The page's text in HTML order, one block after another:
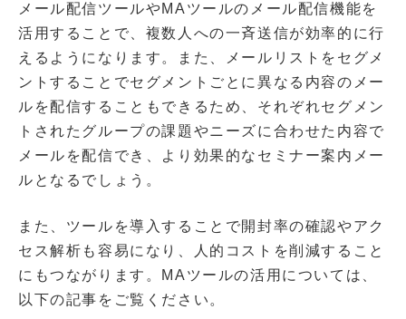
メール配信ツールやMAツールのメール配信機能を
活用することで、複数人への一斉送信が効率的に行
えるようになります。また、メールリストをセグメ
ントすることでセグメントごとに異なる内容のメー
ルを配信することもできるため、それぞれセグメン
トされたグループの課題やニーズに合わせた内容で
メールを配信でき、より効果的なセミナー案内メー
ルとなるでしょう。
また、ツールを導入することで開封率の確認やアク
セス解析も容易になり、人的コストを削減すること
にもつながります。MAツールの活用については、
以下の記事をご覧ください。